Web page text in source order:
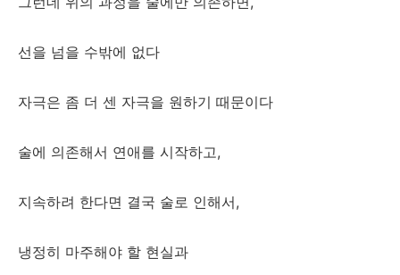
선을 넘을 수밖에 없다
자극은 좀 더 센 자극을 원하기 때문이다
술에 의존해서 연애를 시작하고,
지속하려 한다면 결국 술로 인해서,
냉정히 마주해야 할 현실과